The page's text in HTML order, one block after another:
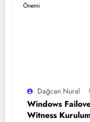
Dağcan Nural
Windows
Witness